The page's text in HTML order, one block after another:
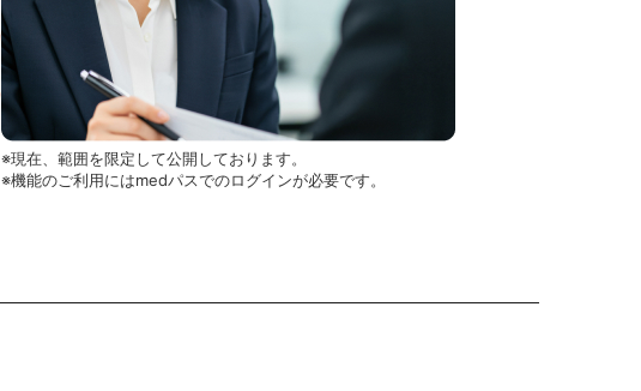
※現在、範囲を限定して公開しております。
※機能のご利用にはmedパスでのログインが必要です。